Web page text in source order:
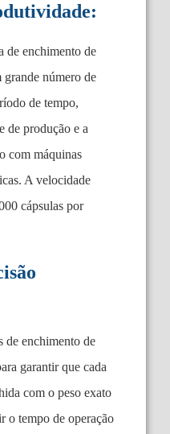
de enchimento de
grande número de
de tempo,
de produção e a
com máquinas
A velocidade
cápsulas por
de enchimento de
garantir que cada
com o peso exato
o tempo de operação